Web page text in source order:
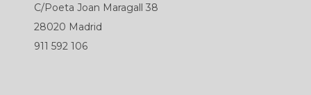
C/Poeta Joan Maragall 38
28020 Madrid
911 592 106